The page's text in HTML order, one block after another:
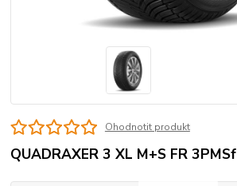
Ohodnotit produkt
QUADRAXER 3 XL M+S FR 3PMSf